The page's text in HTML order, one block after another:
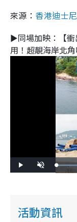
來源： 香港迪士
►同場加映：【衝
用！超靚海岸北
Play Unmute
活動資訊